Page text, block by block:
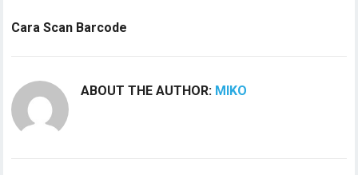
Cara Scan Barcode
ABOUT THE AUTHOR: MIKO